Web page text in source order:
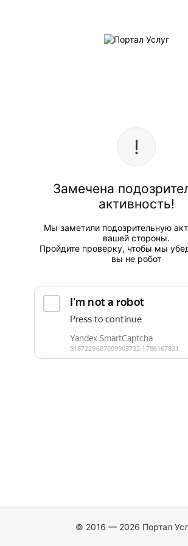
Замечена
активность!
Мы заметили подозрительную
вашей стороны.
Пройдите проверку, чтобы мы
вы не робот
© 2016 — 2026 Портал